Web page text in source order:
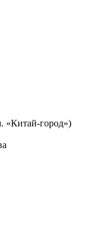
«Китай-город»)